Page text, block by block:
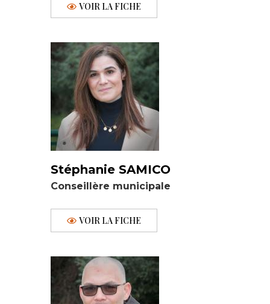
VOIR LA FICHE
Stéphanie SAMICO
Conseillère municipale
VOIR LA FICHE